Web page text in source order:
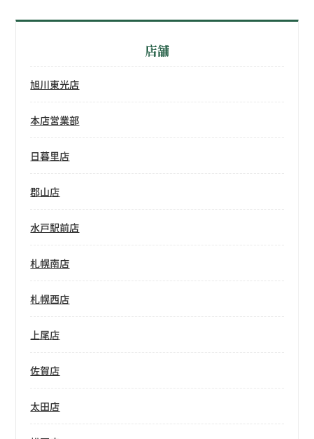
店舗
旭川東光店
本店営業部
日暮里店
郡山店
水戸駅前店
札幌南店
札幌西店
上尾店
佐賀店
太田店